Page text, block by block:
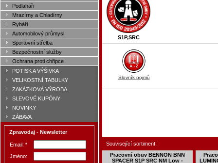
Podlaháři
Mrazírny a Chladírny
Rybáři
Automobilový průmysl
Sportovní střelba
Bezpečnostní služby
Ochrana proti chřipce
POTISK A VÝŠIVKA
VELIKOSTNÍ TABULKY
ZAKÁZKOVÁ VÝROBA
SLEVOVÉ KUPÓNY
NOVINKY
ZÁBAVA
Zpravodaj - Newsletter
Email: *
Jméno:
S1P,SRC
Slovník pojmů
Související sortiment:
Pracovní obuv BENNON BNN
SPACER S1P SRC NM Low -